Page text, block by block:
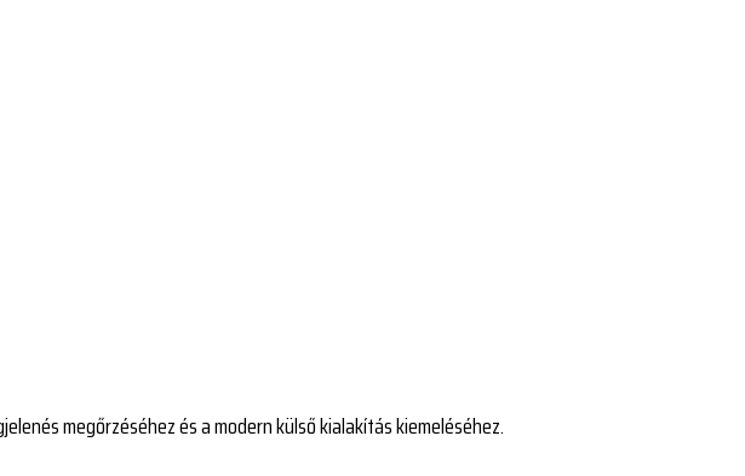
megőrzéséhez és a modern külső kialakítás kiemeléséhez.